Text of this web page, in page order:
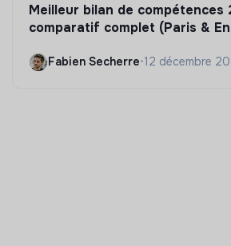
Meilleur bilan de compétences
comparatif complet (Paris &
Fabien Secherre•12 décembre